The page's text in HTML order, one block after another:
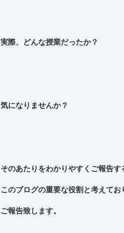
実際、どんな授業だったか？
気になりませんか？
そのあたりをわかりやすくご報告す
このブログの重要な役割と考えてお
ご報告致します。